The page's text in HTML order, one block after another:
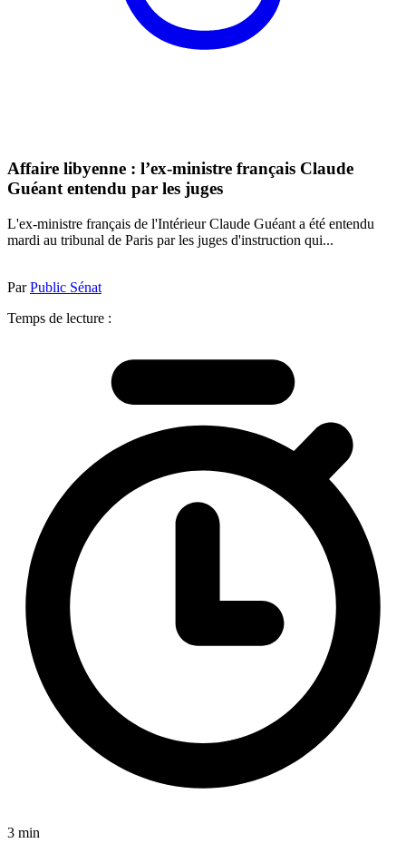
Affaire libyenne : l’ex-ministre français Claude
Guéant entendu par les juges
L'ex-ministre français de l'Intérieur Claude Guéant a été entendu
mardi au tribunal de Paris par les juges d'instruction qui...
ParPublic Sénat
Temps de lecture :
3 min